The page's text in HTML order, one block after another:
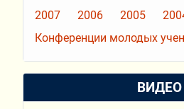
2007
2006 2005
Конференции молодых
ВИДЕО